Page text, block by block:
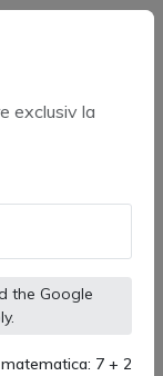
exclusiv la
the Google
7 + 2